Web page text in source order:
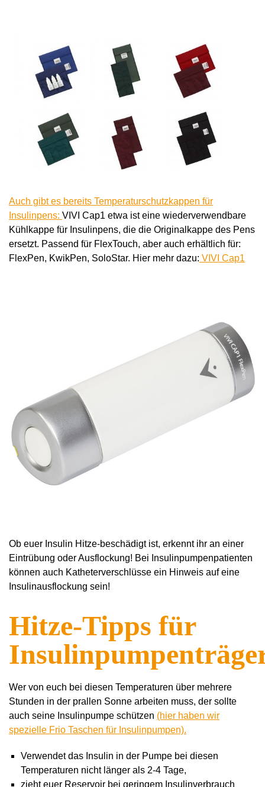
Auch gibt es bereits Temperaturschutzkappen für
Insulinpens: VIVI Cap1 etwa ist eine wiederverwendbare
Kühlkappe für Insulinpens, die die Originalkappe des Pens
ersetzt. Passend für FlexTouch, aber auch erhältlich für:
FlexPen, KwikPen, SoloStar. Hier mehr dazu: VIVI Cap1
Ob euer Insulin Hitze-beschädigt ist, erkennt ihr an einer
Eintrübung oder Ausflockung! Bei Insulinpumpenpatienten
können auch Katheterverschlüsse ein Hinweis auf eine
Insulinausflockung sein!
Hitze-Tipps für
Wer von euch bei diesen Temperaturen über mehrere
Stunden in der prallen Sonne arbeiten muss, der sollte
auch seine Insulinpumpe schützen (hier haben wir
spezielle Frio Taschen für Insulinpumpen).
Verwendet das Insulin in der Pumpe bei diesen
Temperaturen nicht länger als 2-4 Tage,
zieht euer Reservoir bei geringem Insulinverbrauch